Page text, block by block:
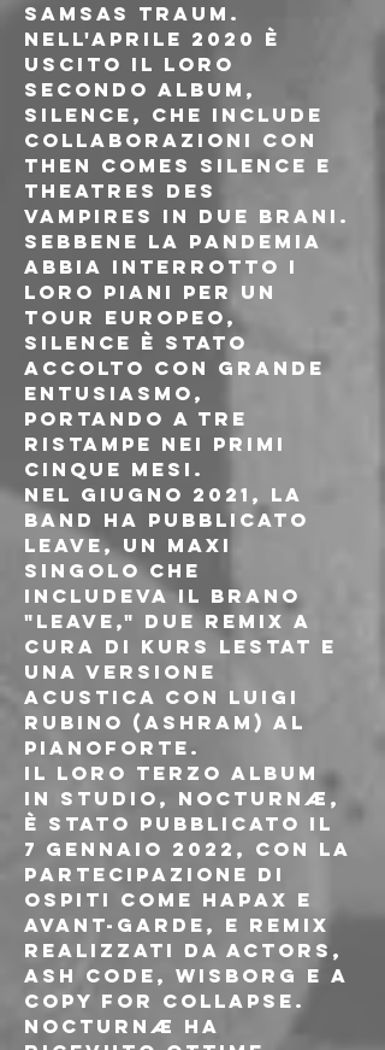
Samsas Traum.
Nell'aprile 2020 è
uscito il loro
secondo album,
Silence, che include
collaborazioni con
Then Comes Silence e
Theatres des
Vampires in due brani.
Sebbene la pandemia
abbia interrotto i
loro piani per un
tour europeo,
Silence è stato
accolto con grande
entusiasmo,
portando a tre
ristampe nei primi
cinque mesi.
Nel giugno 2021, la
band ha pubblicato
Leave, un maxi
singolo che
includeva il brano
"Leave," due remix a
cura di Kurs Lestat e
una versione
acustica con Luigi
Rubino (Ashram) al
pianoforte.
Il loro terzo album
in studio, NOCTURNÆ,
è stato pubblicato il
7 gennaio 2022, con la
partecipazione di
ospiti come Hapax e
Avant-Garde, e remix
realizzati da ACTORS,
Ash Code, Wisborg e A
Copy for Collapse.
NOCTURNÆ ha